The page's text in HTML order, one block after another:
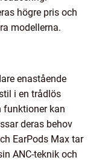
högre pris och
modellerna.
enastående
i en trådlös
funktioner kan
deras behov
EarPods Max tar
ANC-teknik och